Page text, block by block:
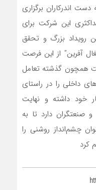
اندرکاران برگزاری
این شرکت برای
رویداد بزرگ و تحقق
آفرین” از این فرصت
همچون گذشته تعامل
داخلی را در راستای
خود داشته و نهایت
صنعتگران دارد تا به
چشم‌انداز روشنی را
کرد